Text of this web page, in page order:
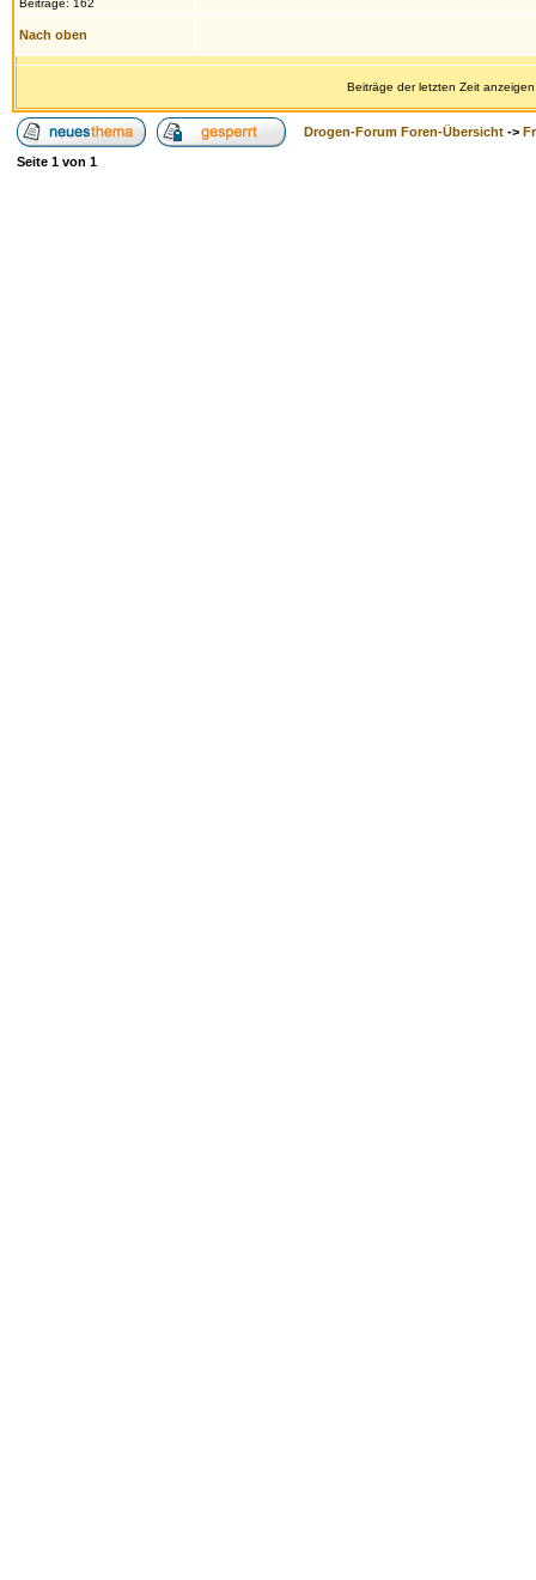
Beiträge: 162
Nach oben
Beiträge der letzten Zeit
Drogen-Forum Foren-Übersicht ->
Seite 1 von 1